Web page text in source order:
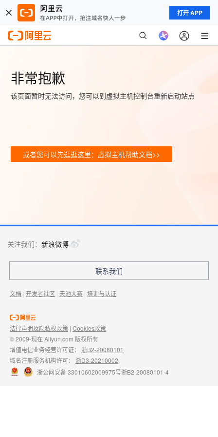
打开 APP
非常抱歉
该页面暂时无法访问，您可以到虚拟主机控制台重新启动站点
或者您可以先逛逛这里：虚拟主机帮助文档>>